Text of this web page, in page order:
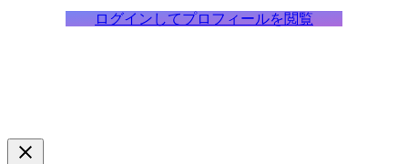
ログインしてプロフィールを閲覧